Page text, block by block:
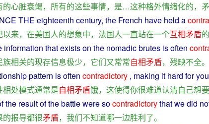
的心脏衰竭， 所有的这些事情， 是…这种格外情绪化的，
THE eighteenth century, the French have held a
以来， 在美国人的想象中， 法国人一直站在一个互相矛盾的
information that exists on the nomadicbrutes isoften
族相关的现存信息极少， 它们又常常自相矛盾， 残缺不全。
pattern isoften contradictory , making it hard foryou
相处模式通常是自相矛盾饿， 这使得你很难道认清自己想要
the resultof thebattleweresocontradictorythatwedid
的报导都很矛盾， 我们不知道哪一边胜利了。